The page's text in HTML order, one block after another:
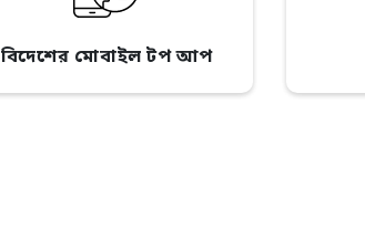
বিদেশের মোবাইল টপ আপ